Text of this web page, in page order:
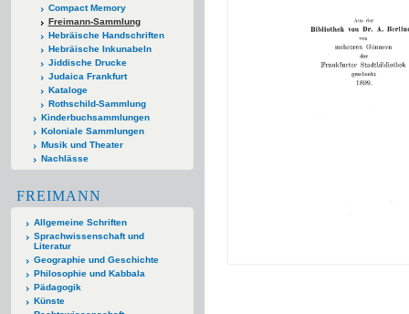
Compact Memory
Freimann-Sammlung
Hebräische Handschriften
Hebräische Inkunabeln
Jiddische Drucke
Judaica Frankfurt
Kataloge
Rothschild-Sammlung
Kinderbuchsammlungen
Koloniale Sammlungen
Musik und Theater
Nachlässe
FREIMANN
Allgemeine Schriften
Sprachwissenschaft und
Literatur
Geographie und Geschichte
Philosophie und Kabbala
Pädagogik
Künste